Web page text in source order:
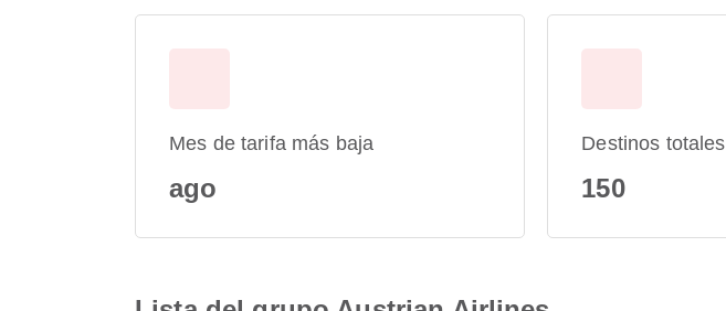
Mes de tarifa más baja
ago
Destinos totales
150